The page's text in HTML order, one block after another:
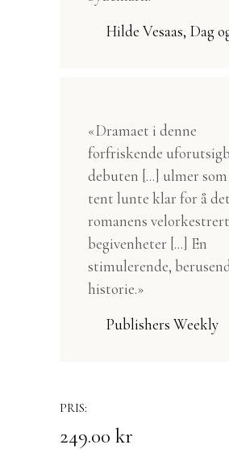
Hilde Vesaas, Dag
«Dramaet i denne
forfriskende
debuten [...] ulmer som
tent lunte klar for å
romanens
begivenheter [...] En
stimulerende,
historie.»
Publishers Weekly
249.00 kr